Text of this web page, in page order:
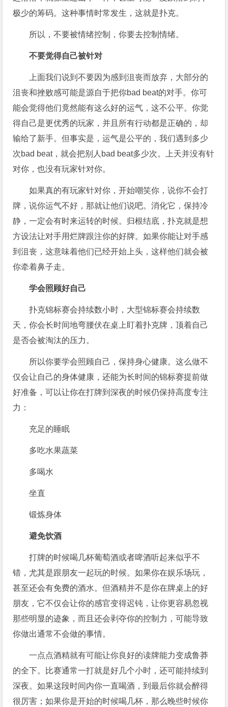
极少的筹码。这种事情时常发生，这就是扑克。
所以，不要被情绪控制，你要去控制情绪。
不要觉得自己被针对
上面我们说到不要因为感到沮丧而放弃，大部分的
沮丧和挫败感可能是源自于把你bad beat的对手。你可
能会觉得他们竟然能有这么好的运气，这不公平。你觉
得自己是更优秀的玩家，并且所有行动都是正确的，却
输给了新手。但事实是，运气是公平的，我们遇到多少
次bad beat，就会把别人bad beat多少次。上天并没有针
对你，也没有玩家针对你。
如果真的有玩家针对你，开始嘲笑你，说你不会打
牌，说你运气不好，那就让他们说吧。消化它，保持冷
静，一定会有时来运转的时候。归根结底，扑克就是想
方设法让对手用烂牌跟注你的好牌。如果你能让对手感
到沮丧，这意味着他们已经开始上头，这样他们就会被
你牵着鼻子走。
学会照顾好自己
扑克锦标赛会持续数小时，大型锦标赛会持续数
天，你会长时间地弯腰伏在桌上盯着扑克牌，顶着自己
是否会被淘汰的压力。
所以你要学会照顾自己，保持身心健康。这么做不
仅会让自己的身体健康，还能为长时间的锦标赛提前做
好准备，可以让你在打牌到深夜的时候仍保持高度专注
力：
充足的睡眠
多吃水果蔬菜
多喝水
坐直
锻炼身体
避免饮酒
打牌的时候喝几杯葡萄酒或者啤酒听起来似乎不
错，尤其是跟朋友一起玩的时候。如果你在娱乐场玩，
甚至还会有免费的酒水。但酒精并不是你在牌桌上的好
朋友，它不仅会让你的感官变得迟钝，让你更容易忽视
那些明显的迹象，而且还会剥夺你的控制力，可能导致
你做出通常不会做的事情。
一点点酒精就有可能让你良好的读牌能力变成鲁莽
的全下。比赛通常一打就是好几个小时，还可能持续到
深夜。如果这段时间内你一直喝酒，到最后你就会醉得
很厉害；如果你是开始的时候喝几杯，那么晚些时候你